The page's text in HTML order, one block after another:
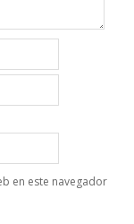
en este navegador